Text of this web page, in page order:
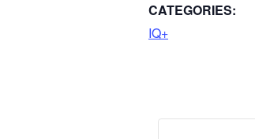
CATEGORIES:
IQ+